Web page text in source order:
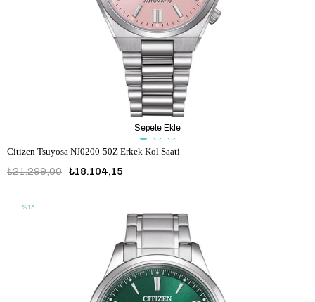
Citizen Tsuyosa NJ0200-50Z Erkek Kol Saati
₺18.104,15
₺21.299,00
Sepete Ekle
%15